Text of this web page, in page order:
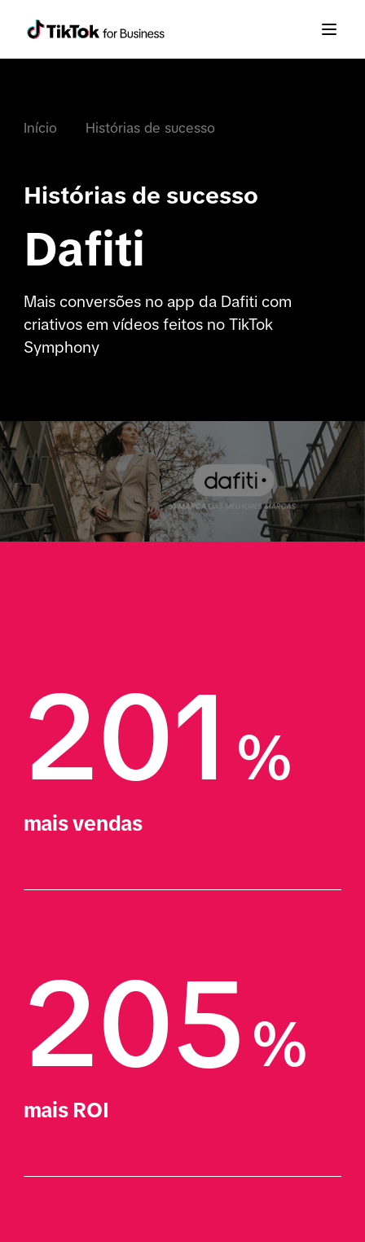
Início Histórias de sucesso
Histórias de sucesso
Dafiti
Mais conversões no app da Dafiti com
criativos em vídeos feitos no TikTok
Symphony
201 %
mais vendas
205 %
mais ROI